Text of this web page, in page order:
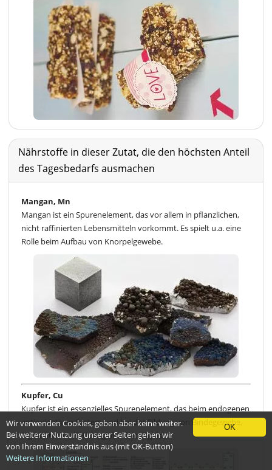
Nährstoffe in dieser Zutat, die den höchsten Anteil
des Tagesbedarfs ausmachen
Mangan, Mn
Mangan ist ein Spurenelement, das vor allem in pflanzlichen,
nicht raffinierten Lebensmitteln vorkommt. Es spielt u.a. eine
Rolle beim Aufbau von Knorpelgewebe.
Kupfer, Cu
Kupfer ist ein essenzielles Spurenelement, das beim endogenen
antioxidativen System und bei der Bildung von Bindegewebe,
Pigmenten und Hämoglobin beteiligt ist
OK
Wir verwenden Cookies, geben aber keine weiter.
Bei weiterer Nutzung unserer Seiten gehen wir
von Ihrem Einverständnis aus (mit OK-Button)
Weitere Informationen